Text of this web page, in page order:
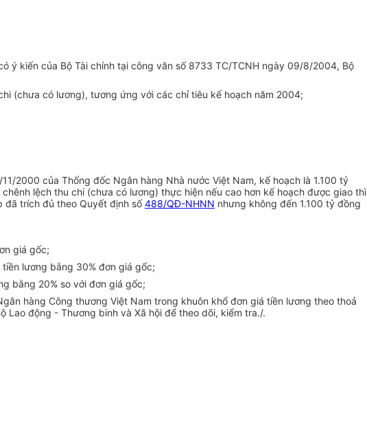
ý kiến của Bộ Tài chính tại công văn số 8733 TC/TCNH ngày 09/8/2004, Bộ
(chưa có lương), tương ứng với các chỉ tiêu kế hoạch năm 2004;
2000 của Thống đốc Ngân hàng Nhà nước Việt Nam, kế hoạch là 1.100 tỷ
lệch thu chi (chưa có lương) thực hiện nếu cao hơn kế hoạch được giao thì
đã trích đủ theo Quyết định số488/QĐ-NHNN nhưng không đến 1.100 tỷ đồng
giá gốc;
lương bằng 30% đơn giá gốc;
bằng 20% so với đơn giá gốc;
hàng Công thương Việt Nam trong khuôn khổ đơn giá tiền lương theo thoả
động - Thương binh và Xã hội để theo dõi, kiểm tra./.